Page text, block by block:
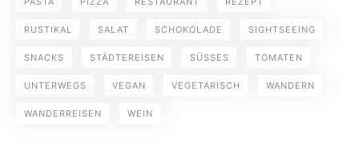
RUSTIKAL SALAT SCHOKOLADE SIGHTSEEING
SNACKS STÄDTEREISEN SÜSSES TOMATEN
UNTERWEGS VEGAN VEGETARISCH WANDERN
WANDERREISEN WEIN